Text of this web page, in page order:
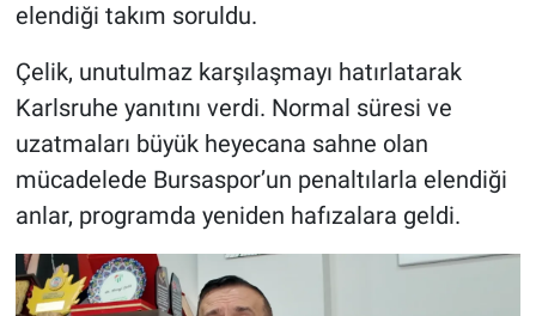
elendiği takım soruldu.
Çelik, unutulmaz karşılaşmayı hatırlatarak
Karlsruhe yanıtını verdi. Normal süresi ve
uzatmaları büyük heyecana sahne olan
mücadelede Bursaspor’un penaltılarla elendiği
anlar, programda yeniden hafızalara geldi.